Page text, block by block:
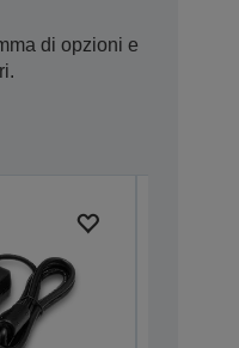
di opzioni e